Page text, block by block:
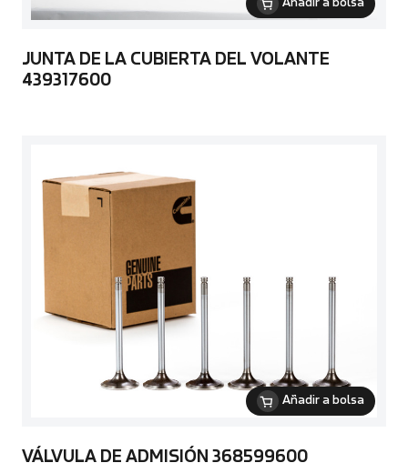
Añadir a bolsa
JUNTA DE LA CUBIERTA DEL VOLANTE
439317600
Añadir a bolsa
VÁLVULA DE ADMISIÓN 368599600